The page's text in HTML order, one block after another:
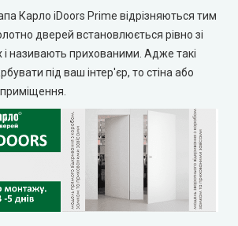
Карло iDoors Prime відрізняються тим
дверей встановлюється рівно зі
і називають прихованими. Адже такі
під ваш інтер'єр, то стіна або